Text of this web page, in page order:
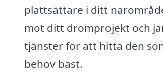
plattsättare i ditt
mot ditt drömprojekt och
tjänster för att hitta den
behov bäst.